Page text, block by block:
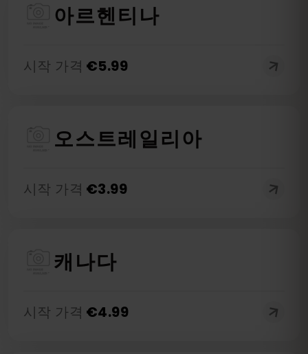
아르헨티나
시작 가격 €5.99
오스트레일리아
시작 가격 €3.99
캐나다
시작 가격 €4.99